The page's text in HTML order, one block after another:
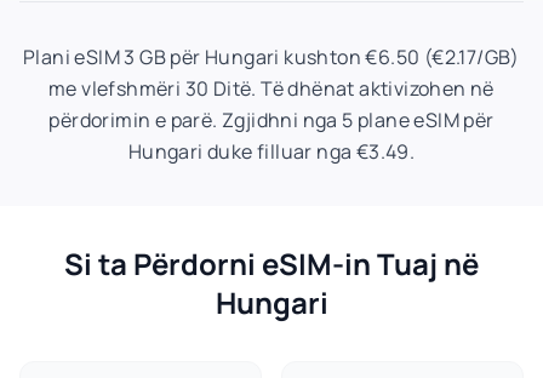
Plani eSIM 3 GB për Hungari kushton €6.50 (€2.17/GB)
me vlefshmëri 30 Ditë. Të dhënat aktivizohen në
përdorimin e parë. Zgjidhni nga 5 plane eSIM për
Hungari duke filluar nga €3.49.
Si ta Përdorni eSIM-in Tuaj në
Hungari